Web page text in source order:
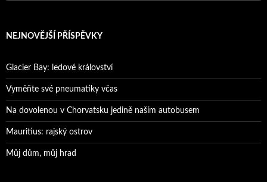
NEJNOVĚJŠÍ PŘÍSPĚVKY
Glacier Bay: ledové království
Vyměňte své pneumatiky včas
Na dovolenou v Chorvatsku jedině naším autobusem
Mauritius: rajský ostrov
Můj dům, můj hrad